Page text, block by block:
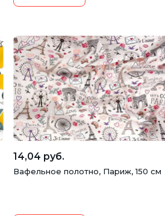
14,04 руб.
Вафельное полотно, Париж, 150 см